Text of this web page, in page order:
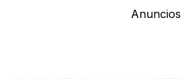
Anuncios